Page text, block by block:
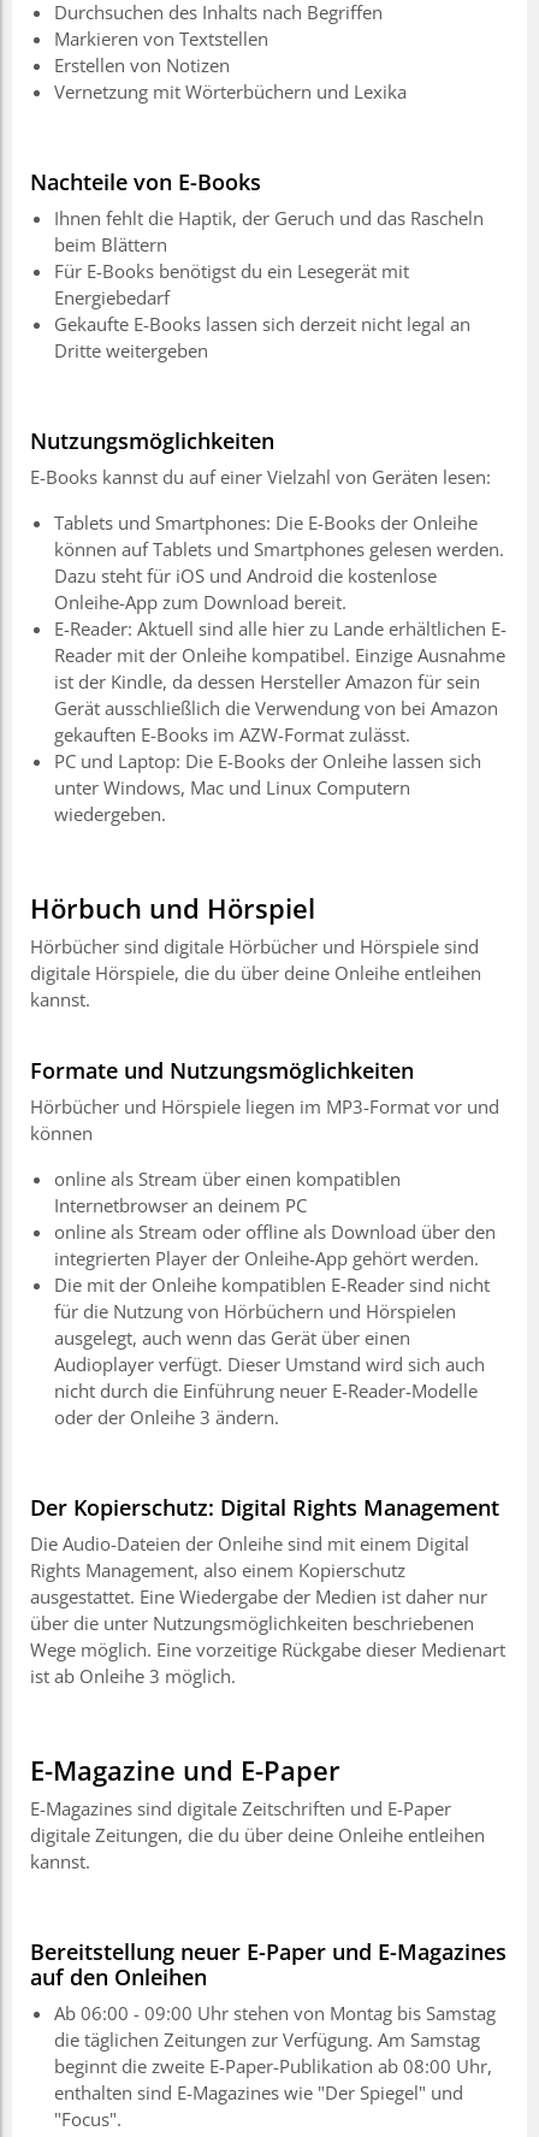
Durchsuchen des Inhalts nach Begriffen
Markieren von Textstellen
Erstellen von Notizen
Vernetzung mit Wörterbüchern und Lexika
Nachteile von E-Books
Ihnen fehlt die Haptik, der Geruch und das Rascheln
beim Blättern
Für E-Books benötigst du ein Lesegerät mit
Energiebedarf
Gekaufte E-Books lassen sich derzeit nicht legal an
Dritte weitergeben
Nutzungsmöglichkeiten
E-Books kannst du auf einer Vielzahl von Geräten lesen:
Tablets und Smartphones: Die E-Books der Onleihe
können auf Tablets und Smartphones gelesen werden.
Dazu steht für iOS und Android die kostenlose
Onleihe-App zum Download bereit.
E-Reader: Aktuell sind alle hier zu Lande erhältlichen E-
Reader mit der Onleihe kompatibel. Einzige Ausnahme
ist der Kindle, da dessen Hersteller Amazon für sein
Gerät ausschließlich die Verwendung von bei Amazon
gekauften E-Books im AZW-Format zulässt.
PC und Laptop: Die E-Books der Onleihe lassen sich
unter Windows, Mac und Linux Computern
wiedergeben.
Hörbuch und Hörspiel
Hörbücher sind digitale Hörbücher und Hörspiele sind
digitale Hörspiele, die du über deine Onleihe entleihen
kannst.
Formate und Nutzungsmöglichkeiten
Hörbücher und Hörspiele liegen im MP3-Format vor und
können
online als Stream über einen kompatiblen
Internetbrowser an deinem PC
online als Stream oder offline als Download über den
integrierten Player der Onleihe-App gehört werden.
Die mit der Onleihe kompatiblen E-Reader sind nicht
für die Nutzung von Hörbüchern und Hörspielen
ausgelegt, auch wenn das Gerät über einen
Audioplayer verfügt. Dieser Umstand wird sich auch
nicht durch die Einführung neuer E-Reader-Modelle
oder der Onleihe 3 ändern.
Der Kopierschutz: Digital Rights Management
Die Audio-Dateien der Onleihe sind mit einem Digital
Rights Management, also einem Kopierschutz
ausgestattet. Eine Wiedergabe der Medien ist daher nur
über die unter Nutzungsmöglichkeiten beschriebenen
Wege möglich. Eine vorzeitige Rückgabe dieser Medienart
ist ab Onleihe 3 möglich.
E-Magazine und E-Paper
E-Magazines sind digitale Zeitschriften und E-Paper
digitale Zeitungen, die du über deine Onleihe entleihen
kannst.
Bereitstellung neuer E-Paper und E-Magazines
auf den Onleihen
Ab 06:00 - 09:00 Uhr stehen von Montag bis Samstag
die täglichen Zeitungen zur Verfügung. Am Samstag
beginnt die zweite E-Paper-Publikation ab 08:00 Uhr,
enthalten sind E-Magazines wie "Der Spiegel" und
"Focus".